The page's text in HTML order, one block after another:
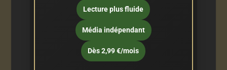
Lecture plus fluide
Média indépendant
Dès 2,99 €/mois